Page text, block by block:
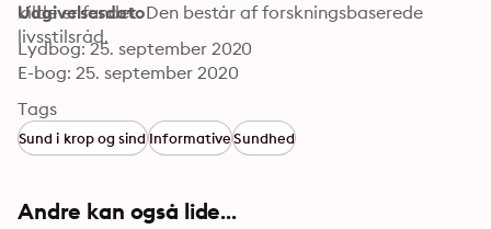
kilde er fundet. Den består af forskningsbaserede
livsstilsråd.
Udgivelsesdato
Lydbog: 25. september 2020
E-bog: 25. september 2020
Tags
Sund i krop og sindInformativeSundhed
Andre kan også lide...